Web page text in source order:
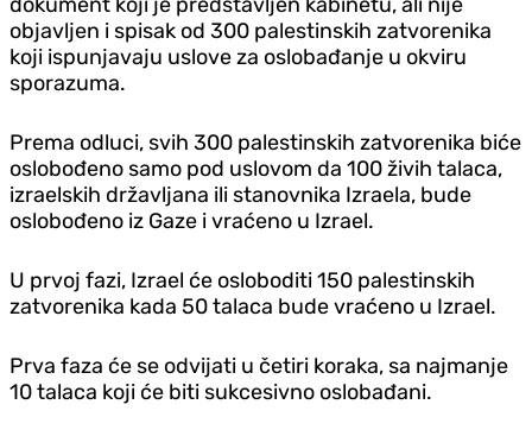
objavljen i spisak od 300 palestinskih zatvorenika
koji ispunjavaju uslove za oslobađanje u okviru
sporazuma.
Prema odluci, svih 300 palestinskih zatvorenika biće
oslobođeno samo pod uslovom da 100 živih talaca,
izraelskih državljana ili stanovnika Izraela, bude
oslobođeno iz Gaze i vraćeno u Izrael.
U prvoj fazi, Izrael će osloboditi 150 palestinskih
zatvorenika kada 50 talaca bude vraćeno u Izrael.
Prva faza će se odvijati u četiri koraka, sa najmanje
10 talaca koji će biti sukcesivno oslobađani.